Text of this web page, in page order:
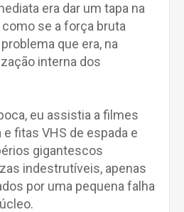
era dar um tapa na
como se a força bruta
que era, na
interna dos
eu assistia a filmes
fitas VHS de espada e
gigantescos
indestrutíveis, apenas
por uma pequena falha